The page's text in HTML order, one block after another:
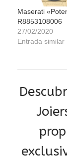
Maserati
R8853108006
27/02/2020
Entrada similar